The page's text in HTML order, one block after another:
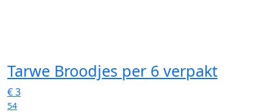
Tarwe Broodjes per 6 verpakt
€3
54